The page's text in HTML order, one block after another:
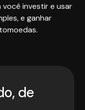
você investir e usar
e ganhar
de